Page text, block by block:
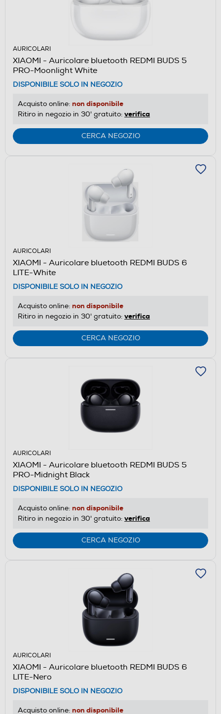
AURICOLARI
XIAOMI - Auricolare bluetooth REDMI BUDS 5
PRO-Moonlight White
DISPONIBILE SOLO IN NEGOZIO
Acquisto online: non disponibile
Ritiro in negozio in 30' gratuito: verifica
CERCA NEGOZIO
AURICOLARI
XIAOMI - Auricolare bluetooth REDMI BUDS 6
LITE-White
DISPONIBILE SOLO IN NEGOZIO
Acquisto online: non disponibile
Ritiro in negozio in 30' gratuito: verifica
CERCA NEGOZIO
AURICOLARI
XIAOMI - Auricolare bluetooth REDMI BUDS 5
PRO-Midnight Black
DISPONIBILE SOLO IN NEGOZIO
Acquisto online: non disponibile
Ritiro in negozio in 30' gratuito: verifica
CERCA NEGOZIO
AURICOLARI
XIAOMI - Auricolare bluetooth REDMI BUDS 6
LITE-Nero
DISPONIBILE SOLO IN NEGOZIO
Acquisto online: non disponibile